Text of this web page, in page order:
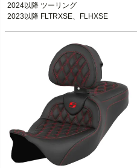
2024以降 ツーリング
2023以降 FLTRXSE、FLHXSE